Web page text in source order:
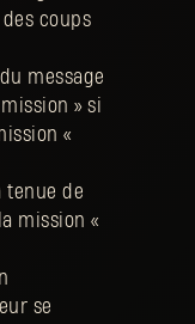
coups
message
» si
«
tenue de
mission «
se